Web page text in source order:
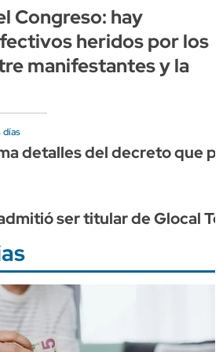
Congreso: hay
heridos por los
manifestantes y la
días
detalles del decreto que
ser titular de Glocal